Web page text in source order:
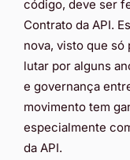
código, deve ser
Contrato da API.
nova, visto que só
lutar por alguns
e governança
movimento tem
especialmente
da API.